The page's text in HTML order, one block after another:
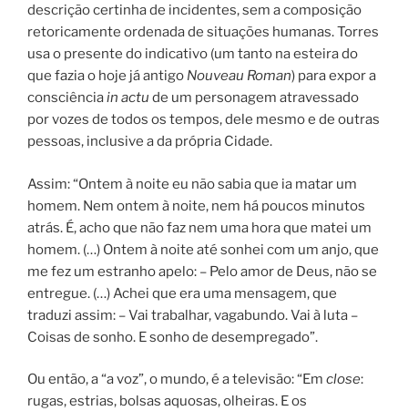
descrição certinha de incidentes, sem a composição
retoricamente ordenada de situações humanas. Torres
usa o presente do indicativo (um tanto na esteira do
que fazia o hoje já antigo Nouveau Roman) para expor a
consciênciain actu de um personagem atravessado
por vozes de todos os tempos, dele mesmo e de outras
pessoas, inclusive a da própria Cidade.
Assim: “Ontem à noite eu não sabia que ia matar um
homem. Nem ontem à noite, nem há poucos minutos
atrás. É, acho que não faz nem uma hora que matei um
homem. (…) Ontem à noite até sonhei com um anjo, que
me fez um estranho apelo: – Pelo amor de Deus, não se
entregue. (…) Achei que era uma mensagem, que
traduzi assim: – Vai trabalhar, vagabundo. Vai à luta –
Coisas de sonho. E sonho de desempregado”.
Ou então, a “a voz”, o mundo, é a televisão: “Em close:
rugas, estrias, bolsas aquosas, olheiras. E os